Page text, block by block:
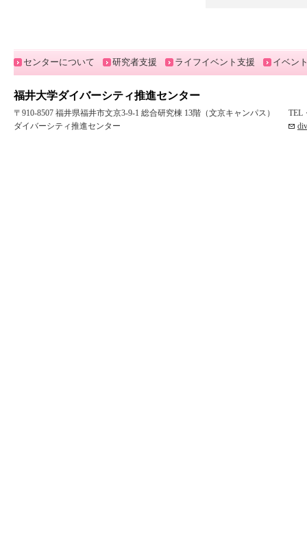
センターについて 研究者支援 ライフイベント支援 イベン
福井大学ダイバーシティ推進センター
〒910-8507 福井県福井市文京3-9-1 総合研究棟 13階（文京キャンパス）
ダイバーシティ推進センター
TEL